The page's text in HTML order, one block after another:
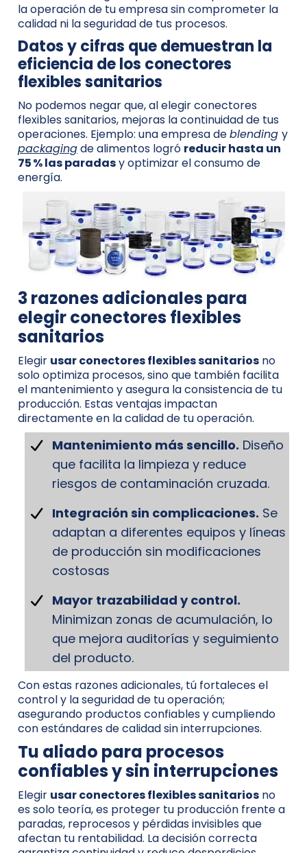
la operación de tu empresa sin comprometer la
calidad ni la seguridad de tus procesos.
Datos y cifras que demuestran la
eficiencia de los conectores
flexibles sanitarios
No podemos negar que, al elegir conectores
flexibles sanitarios, mejoras la continuidad de tus
operaciones. Ejemplo: una empresa deblending y
packagingde alimentos logró reducir hasta un
75 % las paradasy optimizar el consumo de
energía.
3 razones adicionales para
elegir conectores flexibles
sanitarios
Elegir usar conectores flexibles sanitarios no
solo optimiza procesos, sino que también facilita
el mantenimiento y asegura la consistencia de tu
producción. Estas ventajas impactan
directamente en la calidad de tu operación.
Mantenimiento más sencillo. Diseño
que facilita la limpieza y reduce
riesgos de contaminación cruzada.
Integración sin complicaciones. Se
adaptan a diferentes equipos y líneas
de producción sin modificaciones
costosas
Mayor trazabilidad y control.
Minimizan zonas de acumulación, lo
que mejora auditorías y seguimiento
del producto.
Con estas razones adicionales, tú fortaleces el
control y la seguridad de tu operación;
asegurando productos confiables y cumpliendo
con estándares de calidad sin interrupciones.
Tu aliado para procesos
confiables y sin interrupciones
Elegir usar conectores flexibles sanitarios no
es solo teoría, es proteger tu producción frente a
paradas, reprocesos y pérdidas invisibles que
afectan tu rentabilidad. La decisión correcta